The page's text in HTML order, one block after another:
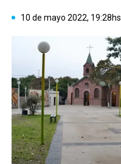
10 de mayo 2022, 19:28hs